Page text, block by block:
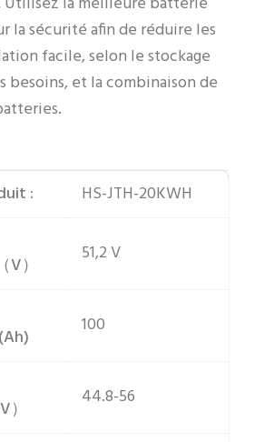
la sécurité afin de réduire les
facile, selon le stockage
besoins, et la combinaison de
:
HS-JTH-20KWH
）
51,2 V
100
44.8-56